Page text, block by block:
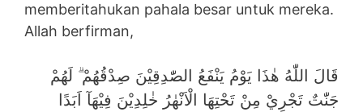
memberitahukan pahala besar untuk mereka.
Allah berfirman,
قَالَ اللّٰهُ هٰذَا يَوْمُ يَنْفَعُ الصّٰدِقِيْنَ صِدْقُهُمْ ۗ لَهُمْ
جَنّٰتٌ تَجْرِيْ مِنْ تَحْتِهَا الْاَنْهٰرُ خٰلِدِيْنَ فِيْهَآ اَبَدًا